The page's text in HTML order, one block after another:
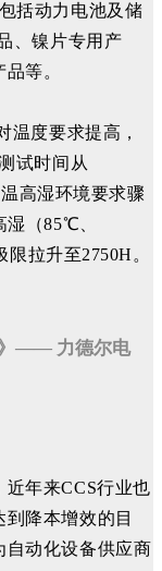
括动力电池及储
、镍片专用产
等。
温度要求提高，
试时间从
高湿环境要求骤
湿（85℃、
拉升至2750H。
》—— 力德尔电
年来CCS行业也
降本增效的目
自动化设备供应商